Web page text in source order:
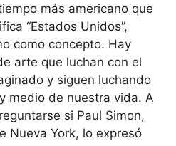
más americano que
“Estados Unidos”,
como concepto. Hay
arte que luchan con el
y siguen luchando
medio de nuestra vida. A
si Paul Simon,
Nueva York, lo expresó